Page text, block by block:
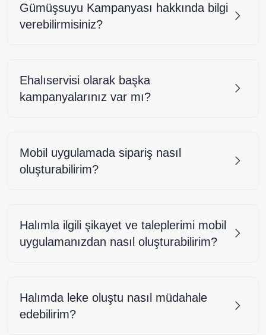
Gümüşsuyu Kampanyası hakkında bilgi
verebilirmisiniz?
Ehalıservisi olarak başka
kampanyalarınız var mı?
Mobil uygulamada sipariş nasıl
oluşturabilirim?
Halımla ilgili şikayet ve taleplerimi mobil
uygulamanızdan nasıl oluşturabilirim?
Halımda leke oluştu nasıl müdahale
edebilirim?